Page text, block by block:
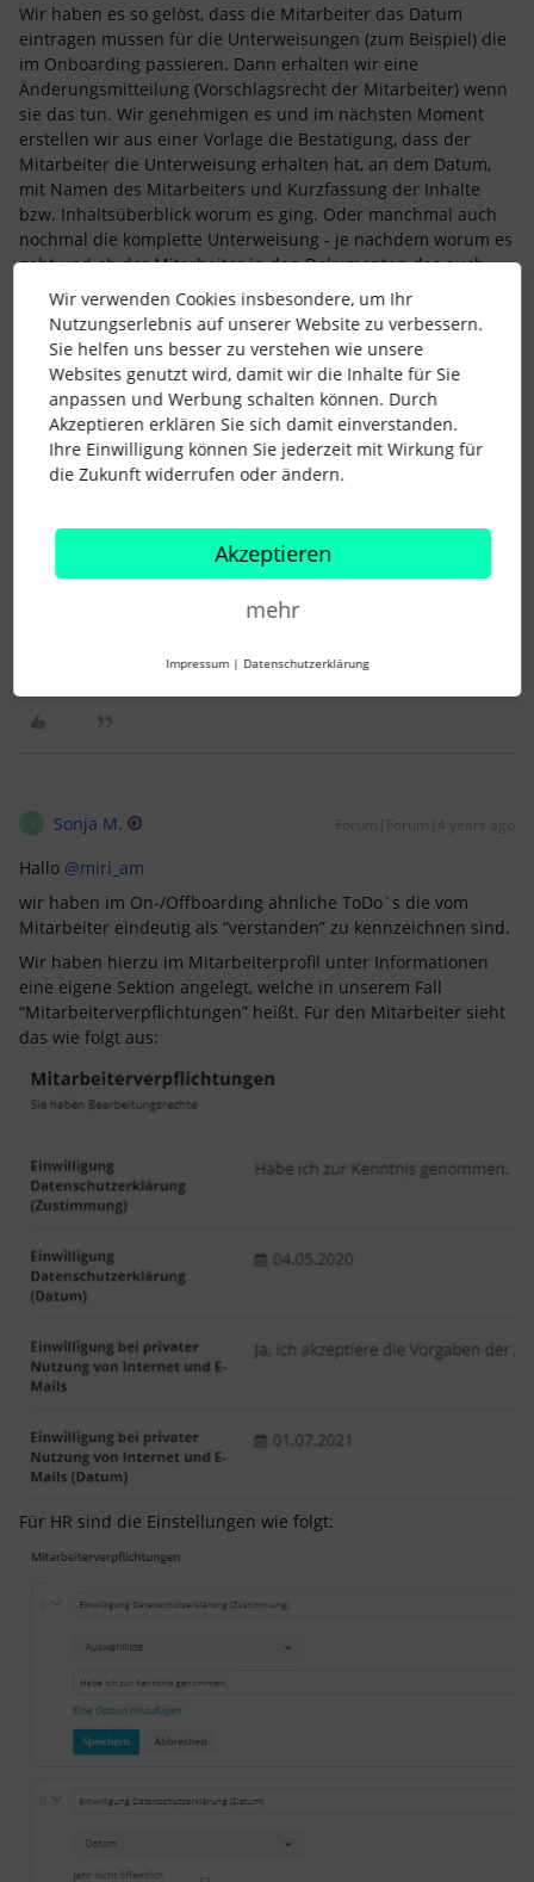
Wir haben es so gelöst, dass die Mitarbeiter das Datum
eintragen müssen für die Unterweisungen (zum Beispiel) die
im Onboarding passieren. Dann erhalten wir eine
Änderungsmitteilung (Vorschlagsrecht der Mitarbeiter) wenn
sie das tun. Wir genehmigen es und im nächsten Moment
erstellen wir aus einer Vorlage die Bestätigung, dass der
Mitarbeiter die Unterweisung erhalten hat, an dem Datum,
mit Namen des Mitarbeiters und Kurzfassung der Inhalte
bzw. Inhaltsüberblick worum es ging. Oder manchmal auch
nochmal die komplette Unterweisung - je nachdem worum es
geht und ob der Mitarbeiter in den Dokumenten das auch
nochmal nachlesen soll was er unterschrieben hat.
Das Dokument senden wir dann per E-Signature an den
Mitarbeiter und er unterschreibt es.
Einige Unterweisungen müssen ja in bestimmten Abständen
neu aufgefrischt werden und so dient das Datumsfeld genau
dafür, nach der nächsten Unterweisung ändern die
neue Dokumente zur Unterschrift mit dem aktualisierten
Datum. So ist auch sichergestellt, dass nicht ein Admin dort
wirklich seine zertifizierte digitale Signatur gegeben hat.
2 Menschen gefällt dies
Sonja M. Forum|Forum|4 years ago
Hallo @miri_am
wir haben im On-/Offboarding ähnliche ToDo´s die vom
Mitarbeiter eindeutig als “verstanden” zu kennzeichnen sind.
Wir haben hierzu im Mitarbeiterprofil unter Informationen
eine eigene Sektion angelegt, welche in unserem Fall
“Mitarbeiterverpflichtungen” heißt. Für den Mitarbeiter sieht
das wie folgt aus:
Für HR sind die Einstellungen wie folgt:
Wir verwenden Cookies insbesondere, um Ihr
Nutzungserlebnis auf unserer Website zu verbessern.
Sie helfen uns besser zu verstehen wie unsere
Websites genutzt wird, damit wir die Inhalte für Sie
anpassen und Werbung schalten können. Durch
Akzeptieren erklären Sie sich damit einverstanden.
Ihre Einwilligung können Sie jederzeit mit Wirkung für
die Zukunft widerrufen oder ändern.
Akzeptieren
mehr
Impressum | Datenschutzerklärung